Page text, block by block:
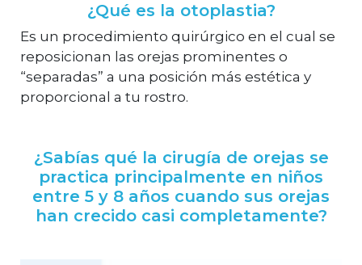
¿Qué es la otoplastia?
Es un procedimiento quirúrgico en el cual se
reposicionan las orejas prominentes o
“separadas” a una posición más estética y
proporcional a tu rostro.
¿Sabías qué la cirugía de orejas se
practica principalmente en niños
entre 5 y 8 años cuando sus orejas
han crecido casi completamente?